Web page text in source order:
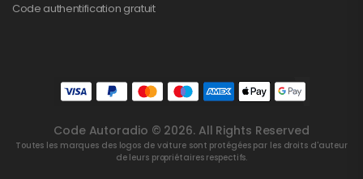
Code authentification gratuit
Code Autoradio © 2026. All Rights Reserved
Toutes les marques des logos de voiture sont protégées par les droits d'auteur
de leurs propriétaires respectifs.